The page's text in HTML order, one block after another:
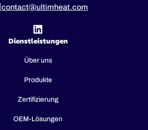
contact@ultimheat.com
Dienstleistungen
Über uns
Produkte
Zertifizierung
OEM-Lösungen